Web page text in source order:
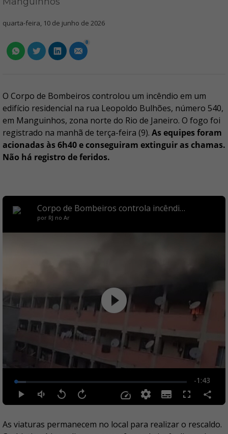
quarta-feira, 10 de junho de 2026
0
O Corpo de Bombeiros controlou um incêndio em um
edifício residencial na rua Leopoldo Bulhões, número 540,
em Manguinhos, zona norte do Rio de Janeiro. O fogo foi
registrado na manhã de terça-feira (9). As equipes foram
acionadas às 6h40 e conseguiram extinguir as chamas.
Não há registro de feridos.
As viaturas permanecem no local para realizar o rescaldo.